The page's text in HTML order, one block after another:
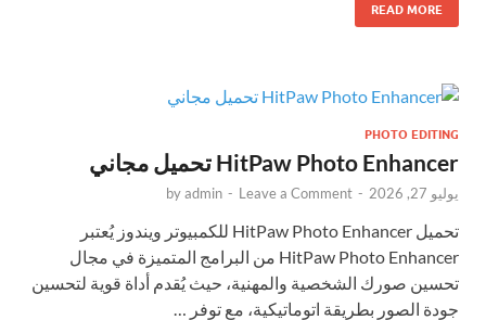
READ MORE
PHOTO EDITING
HitPaw Photo Enhancer تحميل مجاني
يوليو 27, 2026 -
byadmin - Leave a Comment
تحميل HitPaw Photo Enhancer للكمبيوتر ويندوز يُعتبر
HitPaw Photo Enhancer من البرامج المتميزة في مجال
تحسين صورك الشخصية والمهنية، حيث يُقدم أداة قوية لتحسين
جودة الصور بطريقة اتوماتيكية، مع توفر …